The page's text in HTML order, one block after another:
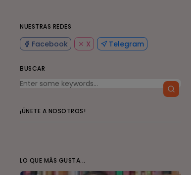
NUESTRAS REDES
Facebook X Telegram
BUSCAR
¡ÚNETE A NOSOTROS!
LO QUE MÁS GUSTA...